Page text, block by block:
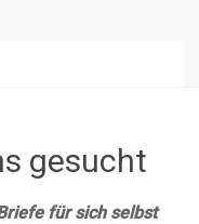
gesucht
für sich selbst